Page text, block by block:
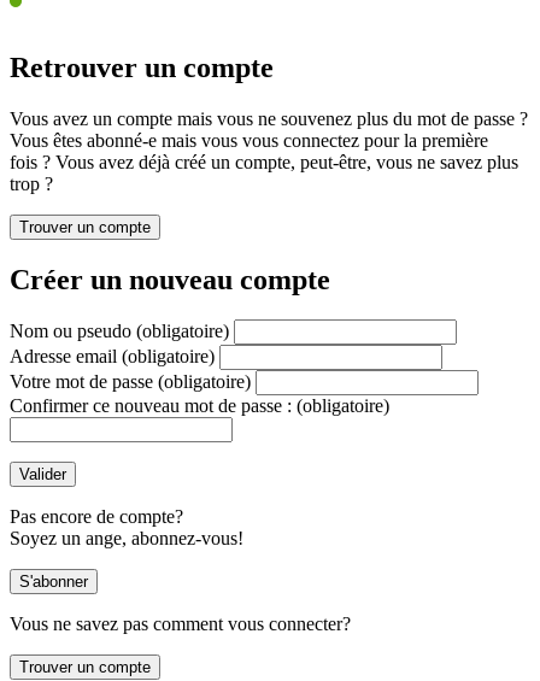
Retrouver un compte
Vous avez un compte mais vous ne souvenez plus du mot de passe ?
Vous êtes abonné-e mais vous vous connectez pour la première
fois ? Vous avez déjà créé un compte, peut-être, vous ne savez plus
trop ?
Créer un nouveau compte
Nom ou pseudo (obligatoire)
Adresse email (obligatoire)
Votre mot de passe (obligatoire)
Confirmer ce nouveau mot de passe : (obligatoire)
Pas encore de compte?
Soyez un ange, abonnez-vous!
Vous ne savez pas comment vous connecter?